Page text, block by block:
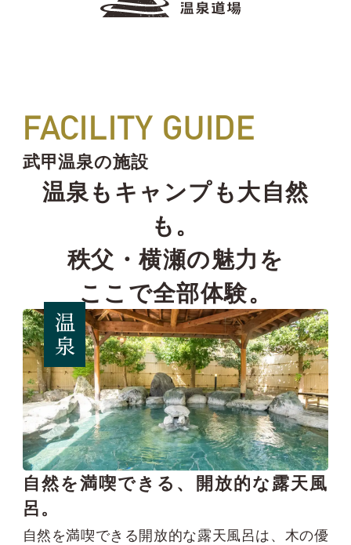
FACILITY GUIDE
武甲温泉の施設
温泉もキャンプも大自然
も。
秩父・横瀬の魅力を
ここで全部体験。
温泉
自然を満喫できる、開放的な露天風
呂。
自然を満喫できる開放的な露天風呂は、木の優